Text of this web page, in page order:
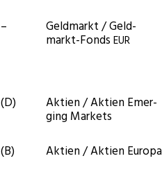
– Geld­markt / Geld­
markt-Fonds EUR
(D) Akti­en / Akti­en Emer­
ging Markets
(B) Akti­en / Akti­en Europa